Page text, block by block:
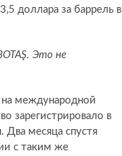
доллара за баррель в
Это не
на международной
зарегистрировало в
Два месяца спустя
с таким же